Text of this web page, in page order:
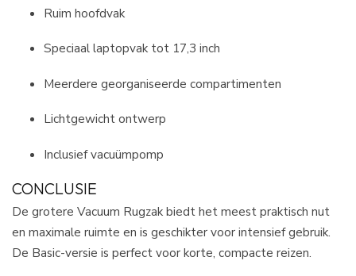
Ruim hoofdvak
Speciaal laptopvak tot 17,3 inch
Meerdere georganiseerde compartimenten
Lichtgewicht ontwerp
Inclusief vacuümpomp
CONCLUSIE
De grotere Vacuum Rugzak biedt het meest praktisch nut
en maximale ruimte en is geschikter voor intensief gebruik.
De Basic-versie is perfect voor korte, compacte reizen.